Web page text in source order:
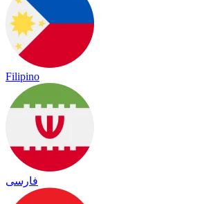
Filipino
فارسی